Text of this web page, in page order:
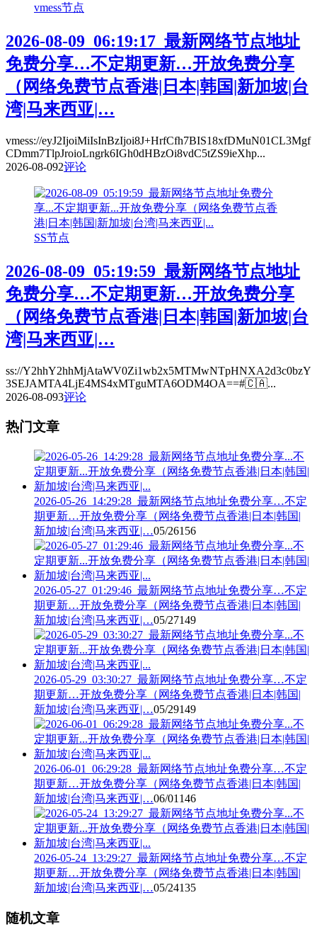
vmess节点
2026-08-09_06:19:17_最新网络节点地址
免费分享…不定期更新…开放免费分享
（网络免费节点香港|日本|韩国|新加坡|台
湾|马来西亚|…
vmess://eyJ2IjoiMiIsInBzIjoi8J+HrfCfh7BIS18xfDMuN01CL3Mgf
CDmm7TlpJroioLngrk6IGh0dHBzOi8vdC5tZS9ieXhp...
2026-08-092评论
SS节点
2026-08-09_05:19:59_最新网络节点地址
免费分享…不定期更新…开放免费分享
（网络免费节点香港|日本|韩国|新加坡|台
湾|马来西亚|…
ss://Y2hhY2hhMjAtaWV0Zi1wb2x5MTMwNTpHNXA2d3c0bzY
3SEJAMTA4LjE4MS4xMTguMTA6ODM4OA==#🇨🇦...
2026-08-093评论
热门文章
2026-05-26_14:29:28_最新网络节点地址免费分享…不定
期更新…开放免费分享（网络免费节点香港|日本|韩国|
新加坡|台湾|马来西亚|…05/26156
2026-05-27_01:29:46_最新网络节点地址免费分享…不定
期更新…开放免费分享（网络免费节点香港|日本|韩国|
新加坡|台湾|马来西亚|…05/27149
2026-05-29_03:30:27_最新网络节点地址免费分享…不定
期更新…开放免费分享（网络免费节点香港|日本|韩国|
新加坡|台湾|马来西亚|…05/29149
2026-06-01_06:29:28_最新网络节点地址免费分享…不定
期更新…开放免费分享（网络免费节点香港|日本|韩国|
新加坡|台湾|马来西亚|…06/01 146
2026-05-24_13:29:27_最新网络节点地址免费分享…不定
期更新…开放免费分享（网络免费节点香港|日本|韩国|
新加坡|台湾|马来西亚|…05/24135
随机文章